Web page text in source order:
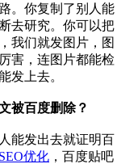
。你复制了别人能
去研究。你可以把
我们就发图片，图
害，连图片都能检
发上去。
被百度删除？
能发出去就证明百
SEO优化 ，百度贴吧